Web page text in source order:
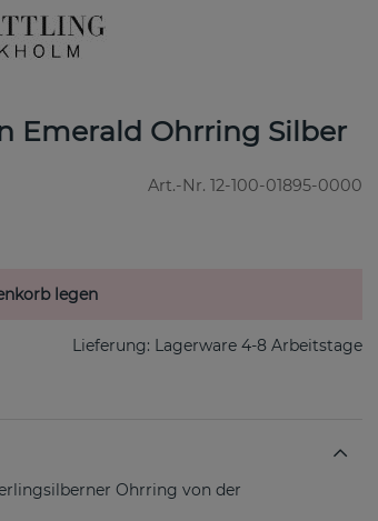
Emerald Ohrring Silber
Art.-Nr. 12-100-01895-0000
legen
Lieferung: Lagerware 4-8 Arbeitstage
Ohrring von der